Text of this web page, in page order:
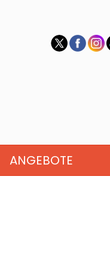
ANGEBOTE